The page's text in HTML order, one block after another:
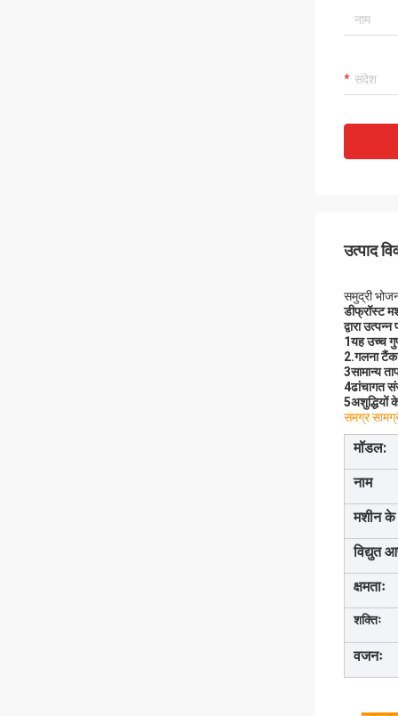
उत्पाद
समुद्री
डीफ्रॉस्ट
द्वारा
1यह उच्च
2.गलना टैंक
3सामान्य
4ढांचागत
5अशुद्धियों
समग्र
मॉडल:
नाम
मशीन
विद्युत
क्षमताः
शक्तिः
वजनः